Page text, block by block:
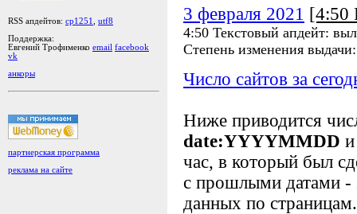
RSS апдейтов: cp1251
utf8
Поддержка:
Евгений Трофименко email facebook
vk
анкоры
партнерская программа
реклама на сайте
3 февраля 2021 [4:50
4:50 Текстовый апдейт:
Степень изменения
Число сайтов за
Ниже приводится
date:YYYYMMDD
час, в который был
с прошлыми датами -
данных по страницам.